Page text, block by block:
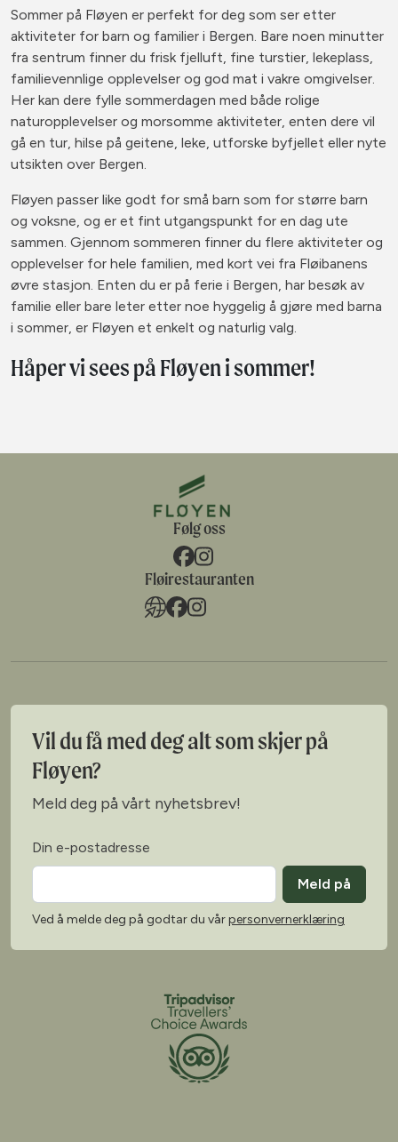
Sommer på Fløyen er perfekt for deg som ser etter
aktiviteter for barn og familier i Bergen. Bare noen minutter
fra sentrum finner du frisk fjelluft, fine turstier, lekeplass,
familievennlige opplevelser og god mat i vakre omgivelser.
Her kan dere fylle sommerdagen med både rolige
naturopplevelser og morsomme aktiviteter, enten dere vil
gå en tur, hilse på geitene, leke, utforske byfjellet eller nyte
utsikten over Bergen.
Fløyen passer like godt for små barn som for større barn
og voksne, og er et fint utgangspunkt for en dag ute
sammen. Gjennom sommeren finner du flere aktiviteter og
opplevelser for hele familien, med kort vei fra Fløibanens
øvre stasjon. Enten du er på ferie i Bergen, har besøk av
familie eller bare leter etter noe hyggelig å gjøre med barna
i sommer, er Fløyen et enkelt og naturlig valg.
Håper vi sees på Fløyen i sommer!
Følg oss
Fløirestauranten
Vil du få med deg alt som skjer på
Fløyen?
Meld deg på vårt nyhetsbrev!
Din e-postadresse
Meld på
Ved å melde deg på godtar du vårpersonvernerklæring